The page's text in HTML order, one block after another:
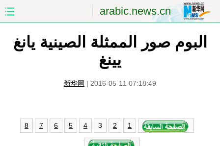
arabic.news.cn
الصين
الاقتصاد
البوم صور الممثلة الصينية يانغ
يينغ
新华网 | 2016-05-11 07:18:49
1
2
3
4
5
6
7
8